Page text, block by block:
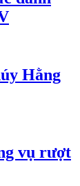
Hằng
vụ rượt